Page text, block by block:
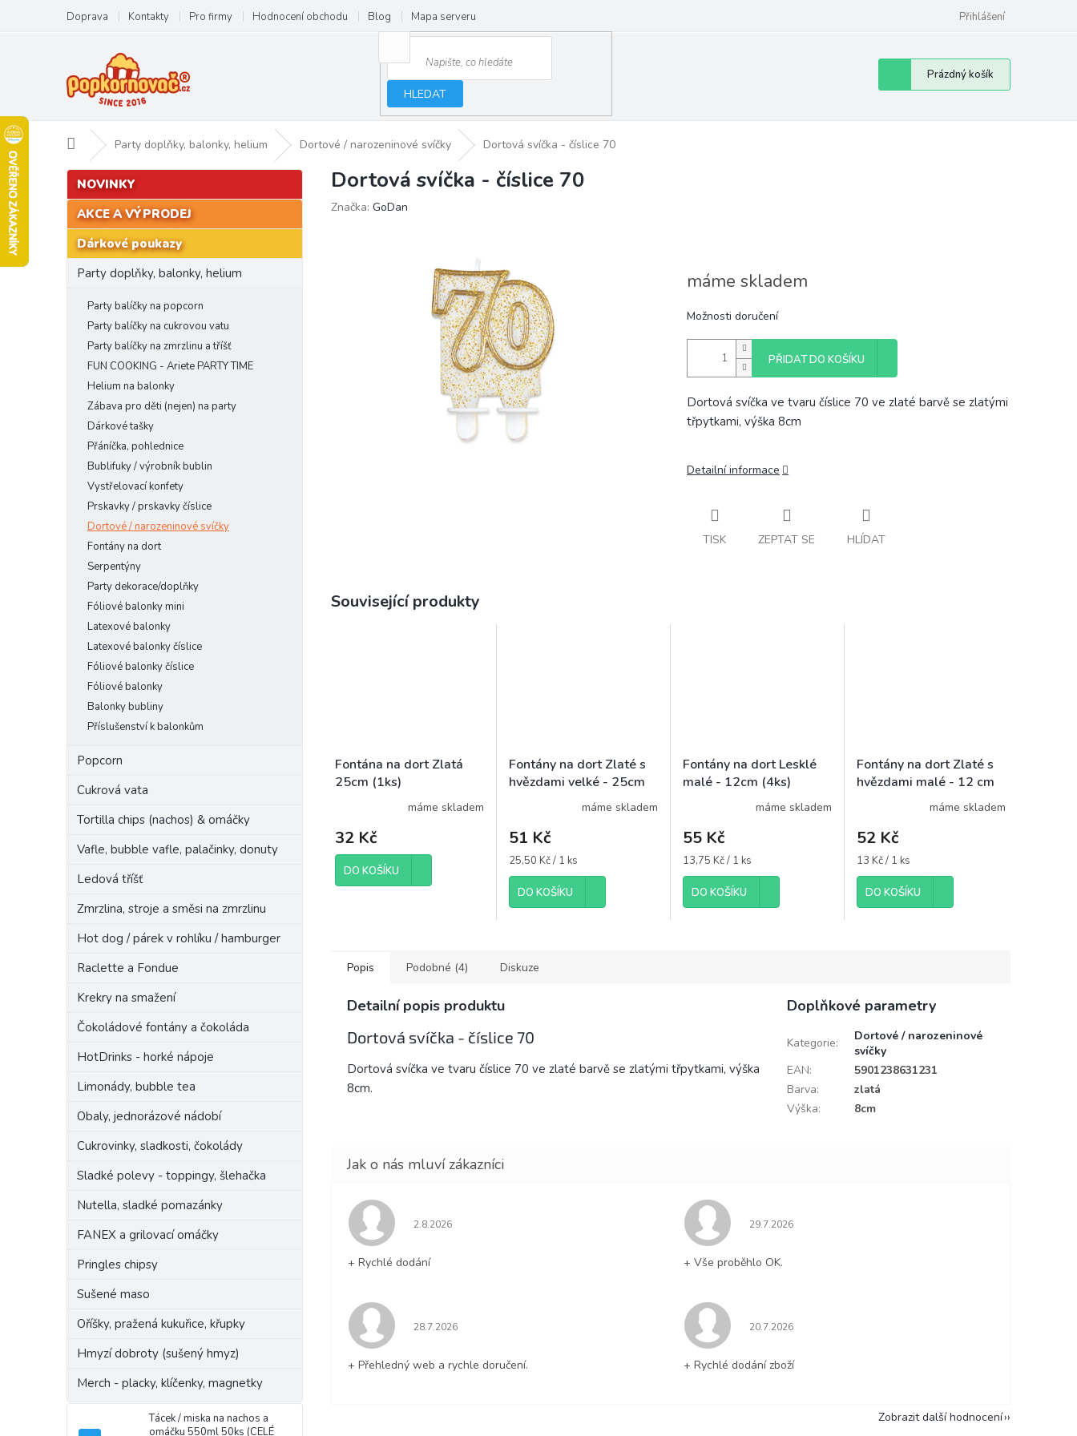
obsah
Doprava Kontakty Pro firmy Hodnocení obchodu Blog Mapa serveru Přihlášení
HLEDAT
Nákupní
košík
Prázdný košík
Domů Party doplňky, balonky, helium Dortové / narozeninové svíčky Dortová svíčka - číslice 70
P
o
t
Přeskočit
kategorie
NOVINKY
AKCE A VÝPRODEJ
Dárkové poukazy
Party doplňky, balonky, helium
Party balíčky na popcorn
Party balíčky na cukrovou vatu
Party balíčky na zmrzlinu a tříšť
FUN COOKING - Ariete PARTY TIME
Helium na balonky
Zábava pro děti (nejen) na party
Dárkové tašky
Přáníčka, pohlednice
Bublifuky / výrobník bublin
Vystřelovací konfety
Prskavky / prskavky číslice
Dortové / narozeninové svíčky
Fontány na dort
Serpentýny
Party dekorace/doplňky
Fóliové balonky mini
Latexové balonky
Latexové balonky číslice
Fóliové balonky číslice
Fóliové balonky
Balonky bubliny
Příslušenství k balonkům
Popcorn
Cukrová vata
Tortilla chips (nachos) & omáčky
Vafle, bubble vafle, palačinky, donuty
Ledová tříšť
Zmrzlina, stroje a směsi na zmrzlinu
Hot dog / párek v rohlíku / hamburger
Raclette a Fondue
Krekry na smažení
Čokoládové fontány a čokoláda
HotDrinks - horké nápoje
Limonády, bubble tea
Obaly, jednorázové nádobí
Cukrovinky, sladkosti, čokolády
Sladké polevy - toppingy, šlehačka
Nutella, sladké pomazánky
FANEX a grilovací omáčky
Pringles chipsy
Sušené maso
Oříšky, pražená kukuřice, křupky
Hmyzí dobroty (sušený hmyz)
Merch - placky, klíčenky, magnetky
Tácek / miska na nachos a
omáčku 550ml 50ks (CELÉ
Dortová svíčka - číslice 70
Značka: GoDan
máme skladem
Možnosti doručení
PŘIDAT DO KOŠÍKU
Dortová svíčka ve tvaru číslice 70 ve zlaté barvě se zlatými
třpytkami, výška 8cm
Detailní informace
TISK ZEPTAT SE HLÍDAT
Související produkty
Fontána na dort Zlatá
25cm (1ks)
máme skladem
32 Kč
DO KOŠÍKU
Fontány na dort Zlaté s
hvězdami velké - 25cm
máme skladem
51 Kč
Měrná
cena:
25,50 Kč / 1 ks
DO KOŠÍKU
Fontány na dort Lesklé
malé - 12cm (4ks)
máme skladem
55 Kč
Měrná
cena:
13,75 Kč / 1 ks
DO KOŠÍKU
Fontány na dort Zlaté s
hvězdami malé - 12 cm
máme skladem
52 Kč
Měrná
cena:
13 Kč / 1 ks
DO KOŠÍKU
Popis Podobné (4) Diskuze
Detailní popis produktu
Dortová svíčka - číslice 70
Dortová svíčka ve tvaru číslice 70 ve zlaté barvě se zlatými třpytkami, výška
8cm.
Doplňkové parametry
Kategorie:
Dortové / narozeninové
svíčky
EAN:
5901238631231
Barva:
zlatá
Výška: 8cm
Hodnocení obchodu je 5 z 5 hvězdiček.
2.8.2026
+ Rychlé dodání
Hodnocení obchodu je 5 z 5 hvězdiček.
29.7.2026
+ Vše proběhlo OK.
Hodnocení obchodu je 5 z 5 hvězdiček.
28.7.2026
+ Přehledný web a rychle doručení.
Hodnocení obchodu je 5 z 5 hvězdiček.
20.7.2026
+ Rychlé dodání zboží
Zobrazit další hodnocení